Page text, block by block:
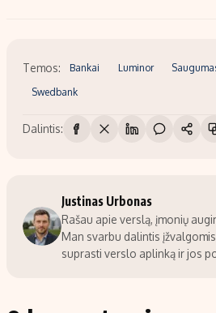
Temos: Bankai Luminor
Swedbank
Dalintis:
Justinas Urbonas
Rašau apie verslą, įmonių
Man svarbu dalintis
suprasti verslo aplinką ir jos